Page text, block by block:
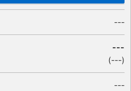
---
---
(---)
---